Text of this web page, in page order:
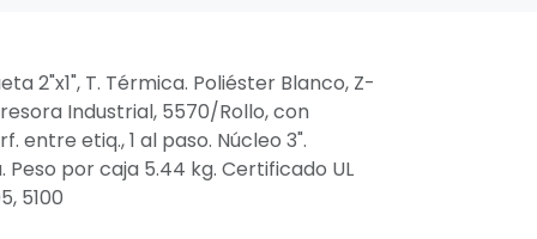
2"x1", T. Térmica. Poliéster Blanco, Z-
Industrial, 5570/Rollo, con
entre etiq., 1 al paso. Núcleo 3".
por caja 5.44 kg. Certificado UL
5100